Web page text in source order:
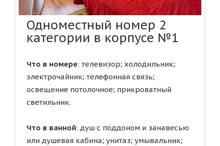
Одноместный номер 2
категории в корпусе №1
Что в номере: телевизор; холодильник;
электрочайник; телефонная связь;
освещение потолочное; прикроватный
светильник.
Что в ванной: душ с поддоном и занавесью
или душевая кабина; унитаз; умывальник;